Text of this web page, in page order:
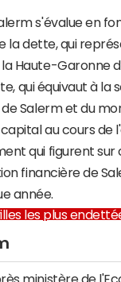
s'évalue en
la dette, qui
Haute-Garonne
qui équivaut à la
Salerm et du
au cours de
qui figurent
financière de
année.
les plus